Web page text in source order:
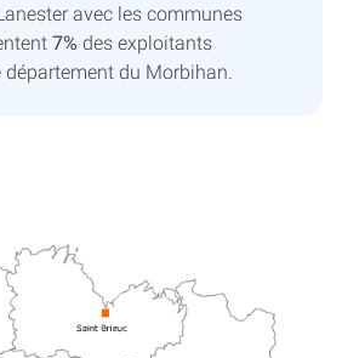
avec les communes
7% des exploitants
du Morbihan.